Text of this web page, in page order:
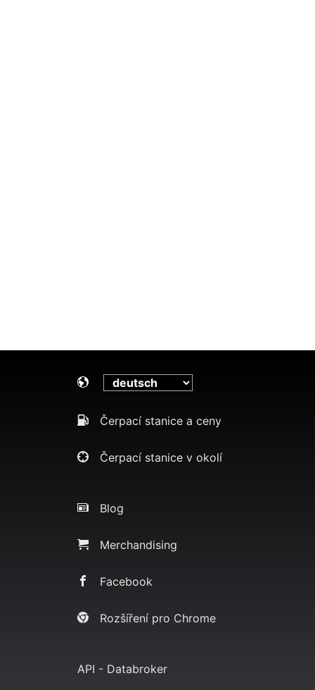
Čerpací stanice a ceny
Čerpací stanice v okolí
Blog
Merchandising
Facebook
Rozšíření pro Chrome
API - Databroker